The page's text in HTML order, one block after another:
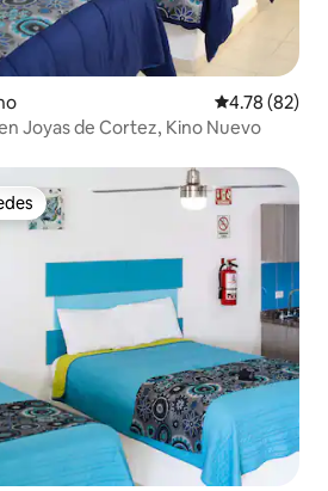
Calificación
4.78 (82)
Joyas de Cortez, Kino Nuevo